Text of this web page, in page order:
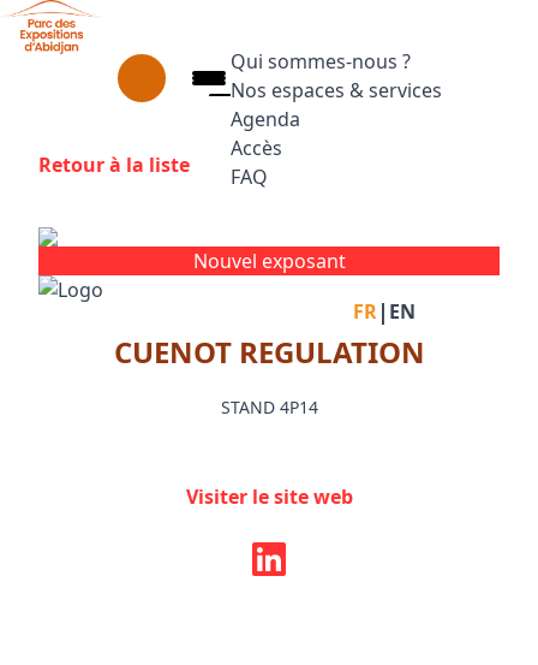
Aller au contenu principal
Qui sommes-nous ?
Nos espaces & services
Agenda
Accès
FAQ
Facebook
Instagram
Linkedin
FR| EN
Retour à la liste
Nouvel exposant
CUENOT REGULATION
STAND 4P14
Visiter le site web
Panneau de gestion des cookies